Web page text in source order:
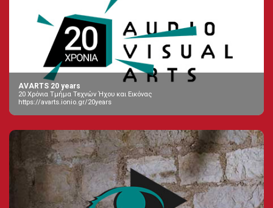
AVARTS 20 years
20 Χρόνια Τμήμα Τεχνών Ήχου και Εικόνας
https://avarts.ionio.gr/20years